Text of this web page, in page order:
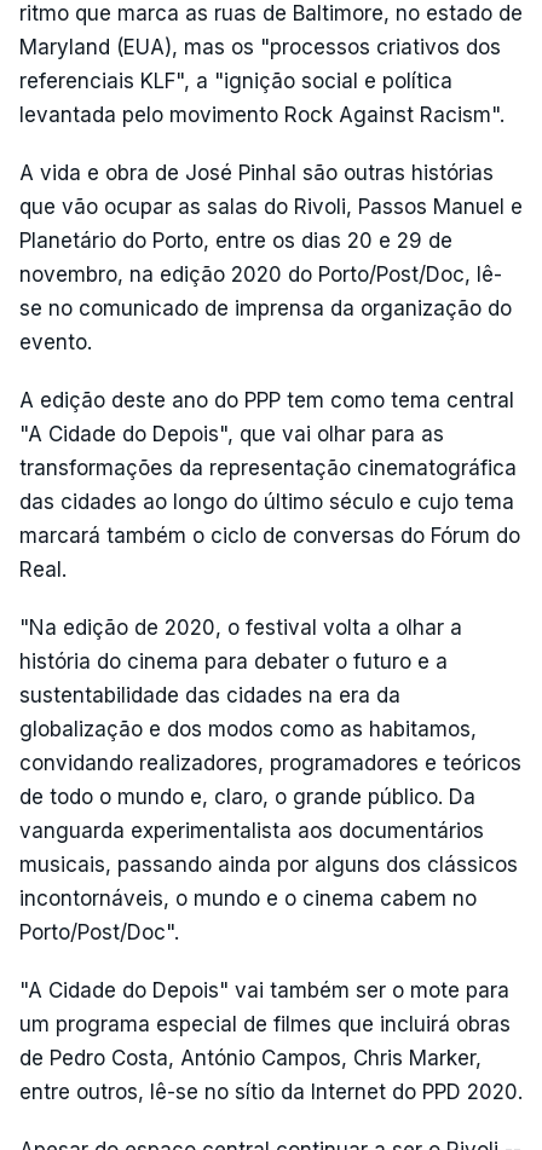
ritmo que marca as ruas de Baltimore, no estado de
Maryland (EUA), mas os "processos criativos dos
referenciais KLF", a "ignição social e política
levantada pelo movimento Rock Against Racism".
A vida e obra de José Pinhal são outras histórias
que vão ocupar as salas do Rivoli, Passos Manuel e
Planetário do Porto, entre os dias 20 e 29 de
novembro, na edição 2020 do Porto/Post/Doc, lê-
se no comunicado de imprensa da organização do
evento.
A edição deste ano do PPP tem como tema central
"A Cidade do Depois", que vai olhar para as
transformações da representação cinematográfica
das cidades ao longo do último século e cujo tema
marcará também o ciclo de conversas do Fórum do
Real.
"Na edição de 2020, o festival volta a olhar a
história do cinema para debater o futuro e a
sustentabilidade das cidades na era da
globalização e dos modos como as habitamos,
convidando realizadores, programadores e teóricos
de todo o mundo e, claro, o grande público. Da
vanguarda experimentalista aos documentários
musicais, passando ainda por alguns dos clássicos
incontornáveis, o mundo e o cinema cabem no
Porto/Post/Doc".
"A Cidade do Depois" vai também ser o mote para
um programa especial de filmes que incluirá obras
de Pedro Costa, António Campos, Chris Marker,
entre outros, lê-se no sítio da Internet do PPD 2020.